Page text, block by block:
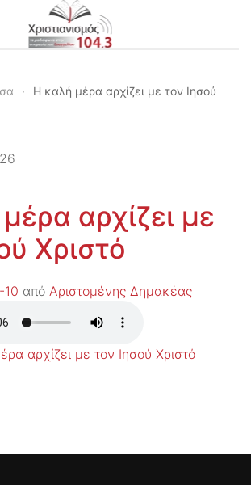
content
Η καλή μέρα αρχίζει με τον Ιησού
αρχίζει με
Χριστό
10 από Αριστομένης Δημακέας
αρχίζει με τον Ιησού Χριστό